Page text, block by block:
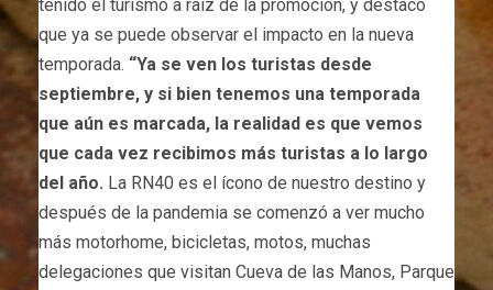
tenido el turismo a raíz de la promoción, y destacó
que ya se puede observar el impacto en la nueva
temporada. “Ya se ven los turistas desde
septiembre, y si bien tenemos una temporada
que aún es marcada, la realidad es que vemos
que cada vez recibimos más turistas a lo largo
del año. La RN40 es el ícono de nuestro destino y
después de la pandemia se comenzó a ver mucho
más motorhome, bicicletas, motos, muchas
delegaciones que visitan Cueva de las Manos, Parque